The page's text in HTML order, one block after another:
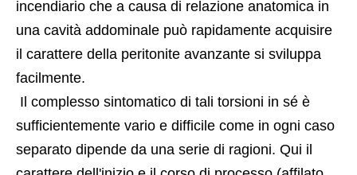
incendiario che a causa di relazione anatomica in
una cavità addominale può rapidamente acquisire
il carattere della peritonite avanzante si sviluppa
facilmente.
sufficientemente vario e difficile come in ogni caso
separato dipende da una serie di ragioni. Qui il